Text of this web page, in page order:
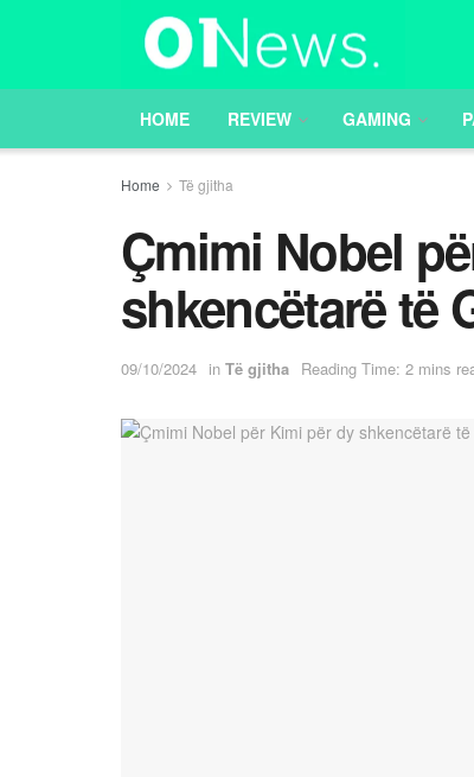
HOME REVIEW GAMING
Home Të gjitha
Çmimi Nobel
shkencëtarë të
09/10/2024 in Të gjitha Reading Time: 2 mins